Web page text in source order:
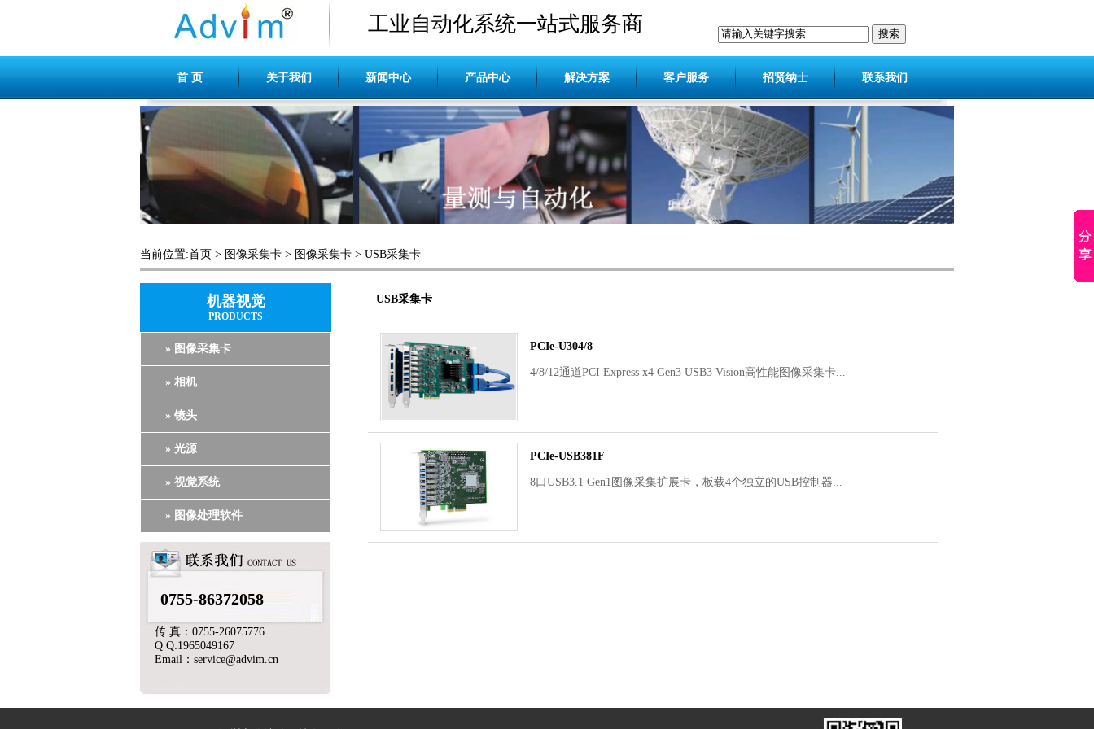
工业自动化系统一站式服务商
首 页 关于我们 新闻中心 产品中心 解决方案 客户服务 招贤纳士 联系我们
当前位置:首页 > 图像采集卡 > 图像采集卡 > USB采集卡
机器视觉
PRODUCTS
» 图像采集卡
» 相机
» 镜头
» 光源
» 视觉系统
» 图像处理软件
0755-86372058
传 真：0755-26075776
Q Q:1965049167
Email：service@advim.cn
USB采集卡
PCIe-U304/8
4/8/12通道PCI Express x4 Gen3 USB3 Vision高性能图像采集卡...
PCIe-USB381F
8口USB3.1 Gen1图像采集扩展卡，板载4个独立的USB控制器...